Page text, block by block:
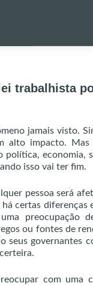
conteúdo
ONDE
trabalhista
jamais visto.
alto impacto.
política,
isso vai ter fim.
pessoa será
certas
preocupação
ou fontes de
seus
com uma